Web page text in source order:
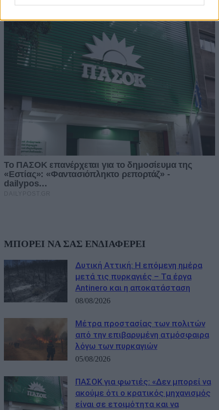
ΜΠΟΡΕΙ ΝΑ ΣΑΣ ΕΝΔΙΑΦΕΡΕΙ
Δυτική Αττική: Η επόμενη ημέρα
μετά τις πυρκαγιές – Τα έργα
Antinero και η αποκατάσταση
08/08/2026
Μέτρα προστασίας των πολιτών
από την επιβαρυμένη ατμόσφαιρα
λόγω των πυρκαγιών
05/08/2026
ΠΑΣΟΚ για φωτιές: «Δεν μπορεί να
ακούμε ότι ο κρατικός μηχανισμός
είναι σε ετοιμότητα και να